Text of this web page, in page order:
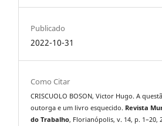
Publicado
2022-10-31
Como Citar
CRISCUOLO BOSON, Victor Hugo. A
outorga e um livro esquecido. Revista
do Trabalho, Florianópolis, v. 14, p. 1–20,